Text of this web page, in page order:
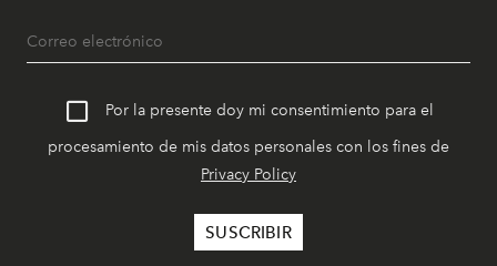
Por la presente doy mi consentimiento para el
procesamiento de mis datos personales con los fines de
Privacy Policy